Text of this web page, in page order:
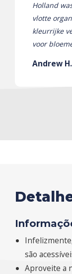
Holland
vlotte
kleurrijke
voor
Andrew H.
são
Aproveite a